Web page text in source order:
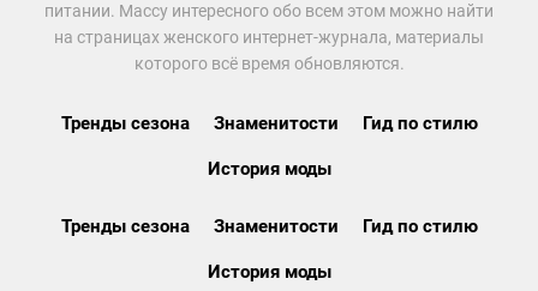
питании. Массу интересного обо всем этом можно найти
на страницах женского интернет-журнала, материалы
которого всё время обновляются.
Тренды сезона Знаменитости Гид по стилю
История моды
Тренды сезона Знаменитости Гид по стилю
История моды